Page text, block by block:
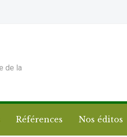
de la
Références Nos éditos